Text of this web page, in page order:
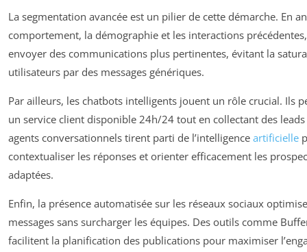
La segmentation avancée est un pilier de cette démarche. En
comportement, la démographie et les interactions
envoyer des communications plus pertinentes, évitant la
utilisateurs par des messages génériques.
Par ailleurs, les chatbots intelligents jouent un rôle crucial. Ils
un service client disponible 24h/24 tout en collectant des leads
agents conversationnels tirent parti de l’intelligence artificielle
contextualiser les réponses et orienter efficacement les
adaptées.
Enfin, la présence automatisée sur les réseaux sociaux
messages sans surcharger les équipes. Des outils comme
facilitent la planification des publications pour maximiser